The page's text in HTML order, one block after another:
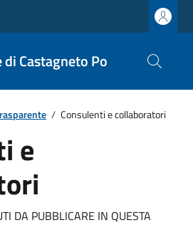
di Castagneto Po
/ Consulenti e collaboratori
e
DA PUBBLICARE IN QUESTA